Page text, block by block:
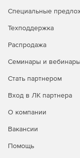
Реализован
нормативам
Специальные
Техподдержка
Распродажа
Семинары и вебинары
Стать партнером
Вход в ЛК партнера
О компании
Вакансии
Помощь